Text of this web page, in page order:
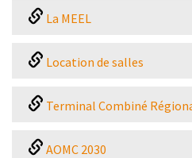
La MEEL
Location de salles
Terminal Combiné
AOMC 2030